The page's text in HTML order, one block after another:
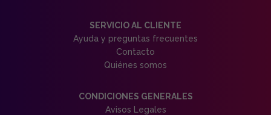
SERVICIO AL CLIENTE
Ayuda y preguntas frecuentes
Contacto
Quiénes somos
CONDICIONES GENERALES
Avisos Legales